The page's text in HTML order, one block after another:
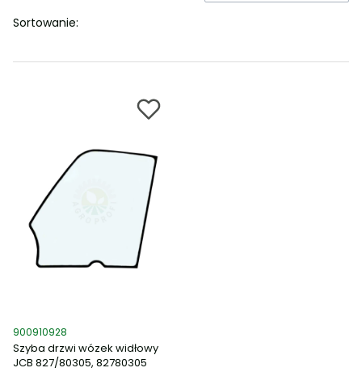
Sortowanie:
Kod produktu
900910928
Szyba drzwi wózek widłowy
JCB 827/80305, 82780305